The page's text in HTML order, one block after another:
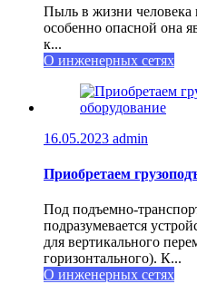
Пыль в жизни человека
особенно опасной она
к...
О инженерных сетях
16.05.2023 admin
Приобретаем
Под подъемно-
подразумевается
для вертикального
горизонтального). К...
О инженерных сетях